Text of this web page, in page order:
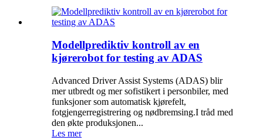
Modellprediktiv kontroll av en
kjørerobot for testing av ADAS
Advanced Driver Assist Systems (ADAS) blir
mer utbredt og mer sofistikert i personbiler, med
funksjoner som automatisk kjørefelt,
fotgjengerregistrering og nødbremsing.I tråd med
den økte produksjonen...
Les mer